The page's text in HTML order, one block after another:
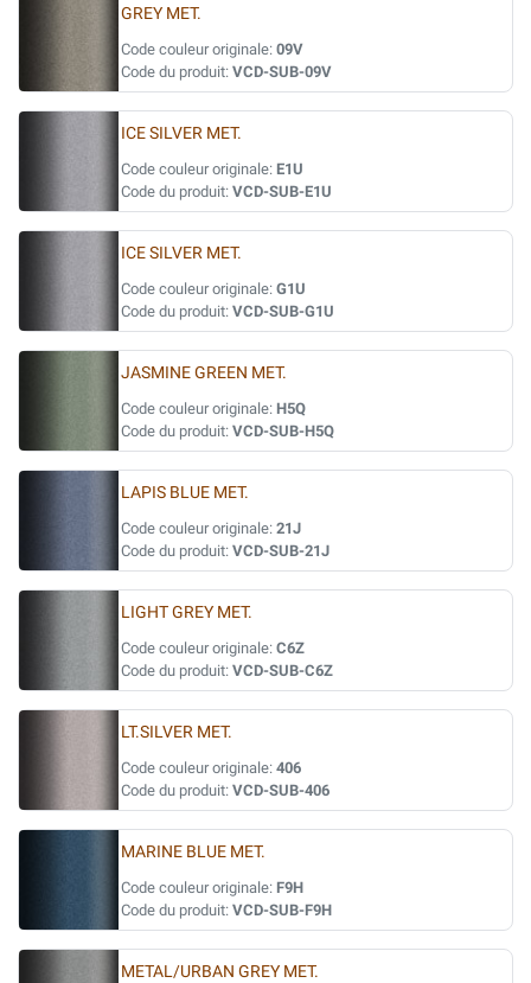
GREY MET.
Code couleur originale: 09V
Code du produit: VCD-SUB-09V
ICE SILVER MET.
Code couleur originale: E1U
Code du produit: VCD-SUB-E1U
ICE SILVER MET.
Code couleur originale: G1U
Code du produit: VCD-SUB-G1U
JASMINE GREEN MET.
Code couleur originale: H5Q
Code du produit: VCD-SUB-H5Q
LAPIS BLUE MET.
Code couleur originale: 21J
Code du produit: VCD-SUB-21J
LIGHT GREY MET.
Code couleur originale: C6Z
Code du produit: VCD-SUB-C6Z
LT.SILVER MET.
Code couleur originale: 406
Code du produit: VCD-SUB-406
MARINE BLUE MET.
Code couleur originale: F9H
Code du produit: VCD-SUB-F9H
METAL/URBAN GREY MET.